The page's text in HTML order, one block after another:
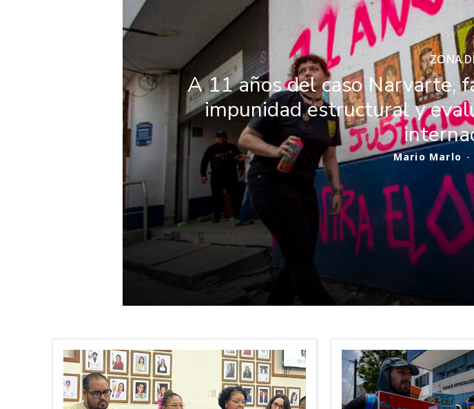
ZONA
A 11 años del caso Narvarte,
impunidad estructural y
Mario Marlo -